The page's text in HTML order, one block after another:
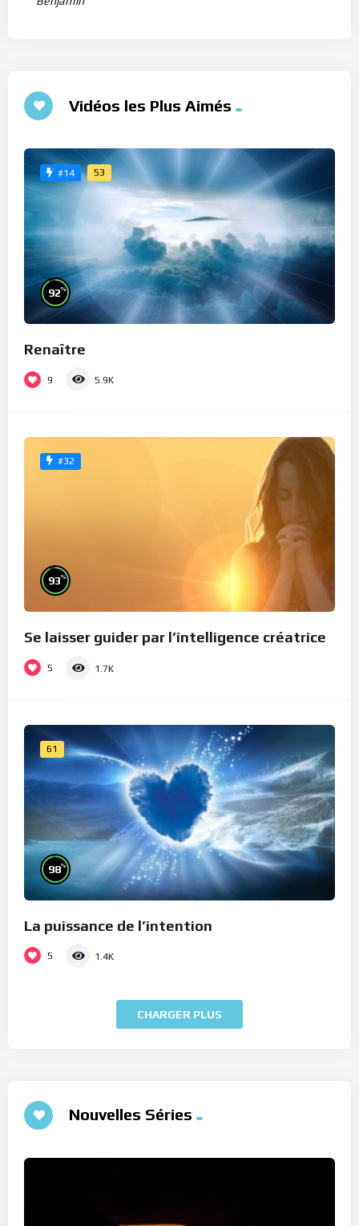
Vidéos les Plus Aimés
#14 53
92%
Renaître
9 5.9K
#32
93%
Se laisser guider par l’intelligence créatrice
5 1.7K
61
98%
La puissance de l’intention
5 1.4K
CHARGER PLUS
Nouvelles Séries